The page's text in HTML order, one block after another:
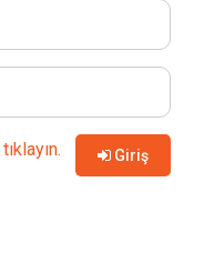
Giriş
tıklayın.